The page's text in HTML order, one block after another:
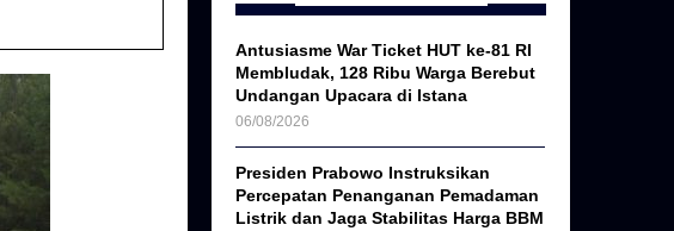
f
r
:
A
R
H
Antusiasme War Ticket HUT ke-81 RI
Membludak, 128 Ribu Warga Berebut
Undangan Upacara di Istana
06/08/2026
Presiden Prabowo Instruksikan
Percepatan Penanganan Pemadaman
Listrik dan Jaga Stabilitas Harga BBM